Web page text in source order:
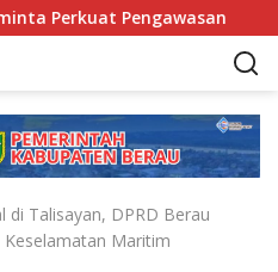
Pengawasan
di Talisayan, DPRD Berau
Maritim